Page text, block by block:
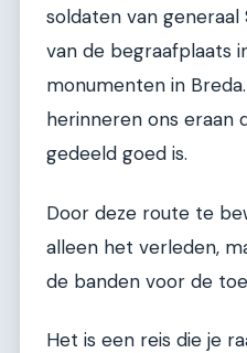
soldaten van generaal
van de begraafplaats
monumenten in
herinneren ons eraan
gedeeld goed is.
Door deze route te
alleen het verleden,
de banden voor de
Het is een reis die je